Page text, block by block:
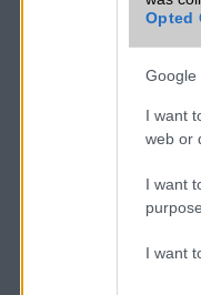
Opted
Google
I want
web or
I want
I want